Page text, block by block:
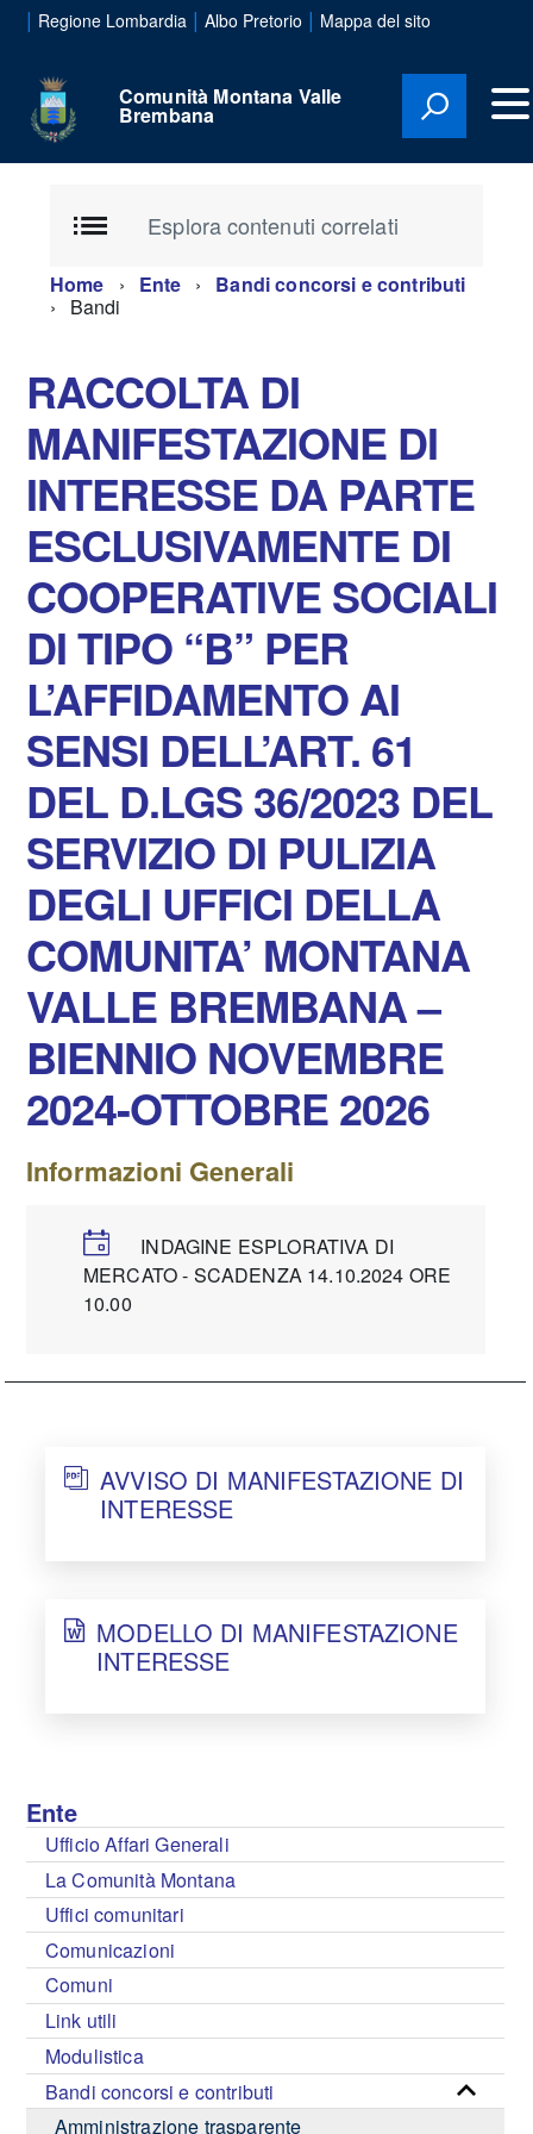
| Regione Lombardia | Albo Pretorio | Mappa del sito
Comunità Montana Valle
Brembana
Esplora contenuti correlati
Home Ente
Bandi concorsi e contributi
Bandi
RACCOLTA DI
MANIFESTAZIONE DI
INTERESSE DA PARTE
ESCLUSIVAMENTE DI
COOPERATIVE SOCIALI
DI TIPO “B” PER
L’AFFIDAMENTO AI
SENSI DELL’ART. 61
DEL D.LGS 36/2023 DEL
SERVIZIO DI PULIZIA
DEGLI UFFICI DELLA
COMUNITA’ MONTANA
VALLE BREMBANA –
BIENNIO NOVEMBRE
2024-OTTOBRE 2026
Informazioni Generali
INDAGINE ESPLORATIVA DI
MERCATO - SCADENZA 14.10.2024 ORE
10.00
AVVISO DI MANIFESTAZIONE DI
INTERESSE
MODELLO DI MANIFESTAZIONE
INTERESSE
Ente
Ufficio Affari Generali
La Comunità Montana
Uffici comunitari
Comunicazioni
Comuni
Link utili
Modulistica
Bandi concorsi e contributi
Amministrazione trasparente